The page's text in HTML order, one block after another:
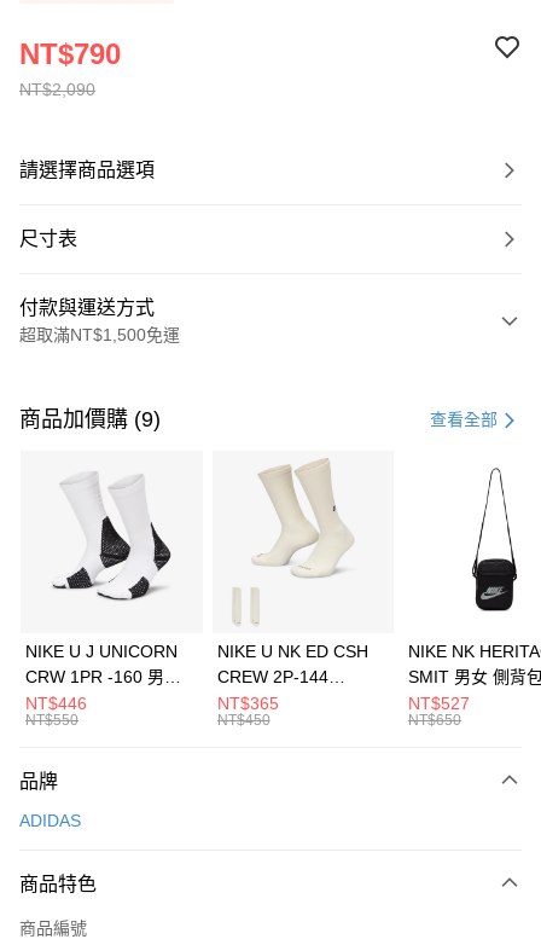
NT$2,090
NT$790
請選擇商品選項
尺寸表
付款與運送方式
超取滿NT$1,500免運
信用卡一次付款
3 期 0 利率 每期 21家銀行
合作金庫商業銀行
第一商業銀行
華南商業銀行
彰化商業銀行
上海商業儲蓄銀行
元大商業銀行
台灣樂天信用卡公司
Apple Pay
全盈+PAY
AFTEE先享後付
【關於「AFTEE先享後付」】
便利好安心！
３．安心：先確認商品／服務後，再付款。
【「AFTEE先享後付」結帳流程】
運送方式
每筆NT$100，滿NT$1,500(含以上)免運費
宅配
商品加價購 (9) 查看全部
NIKE U J UNICORN
CRW 1PR -160 男女
中統襪 FZ3393100
NT$446
NT$550
NIKE U NK ED CSH
CREW 2P-144
EMBRDY 男女 短統襪
FZ3073133
NT$365
NT$450
NIKE NK
SMIT 男女 側背
BA5871010
NT$527
NT$650
品牌
ADIDAS
商品特色
商品編號